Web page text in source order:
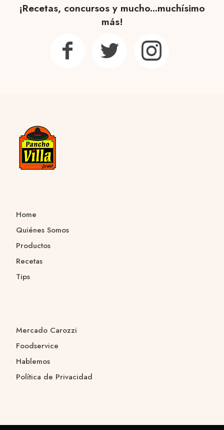
¡Recetas, concursos y mucho...muchísimo
más!
Home
Quiénes Somos
Productos
Recetas
Tips
Mercado Carozzi
Foodservice
Hablemos
Política de Privacidad